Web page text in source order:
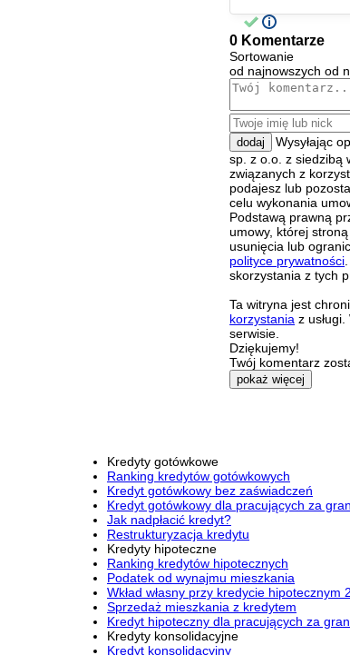
0 Komentarze
Sortowanie
od najnowszych od
dodaj Wysyłając
sp. z o.o. z siedzibą
związanych z
podajesz lub
celu wykonania
Podstawą prawną
umowy, której
usunięcia lub
polityce prywatności
skorzystania z tych
Ta witryna jest
korzystania z
serwisie.
Dziękujemy!
Twój komentarz
pokaż więcej
Kredyty gotówkowe
Ranking kredytów gotówkowych
Kredyt gotówkowy bez zaświadczeń
Kredyt gotówkowy dla pracujących za
Jak nadpłacić kredyt?
Restrukturyzacja kredytu
Kredyty hipoteczne
Ranking kredytów hipotecznych
Podatek od wynajmu mieszkania
Wkład własny przy kredycie hipotecznym
Sprzedaż mieszkania z kredytem
Kredyt hipoteczny dla pracujących za
Kredyty konsolidacyjne
Kredyt konsolidacyjny